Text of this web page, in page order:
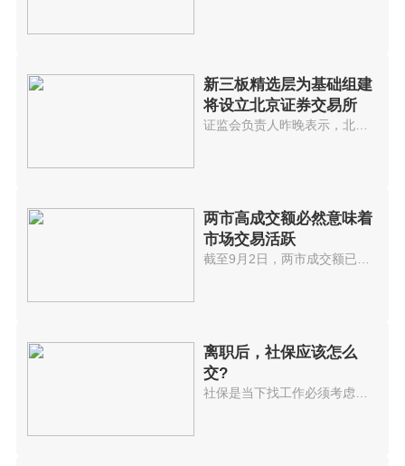
新三板精选层为基础组建
将设立北京证券交易所
证监会负责人昨晚表示，北京证券...
两市高成交额必然意味着
市场交易活跃
离职后，社保应该怎么
交?
社保是当下找工作必须考虑的选项...